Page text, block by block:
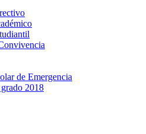
de Emergencia
2018